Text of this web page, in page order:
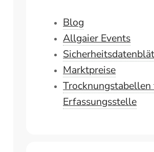
Blog
Allgaier Events
Marktpreise
Trocknungstabellen
Erfassungsstelle